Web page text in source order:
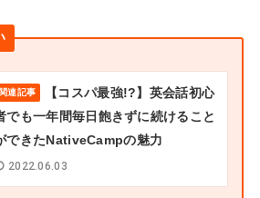
関連記事
【コスパ最強!?】英会話初心
でも一年間毎日飽きずに続けること
できたNativeCampの魅力
2022.06.03